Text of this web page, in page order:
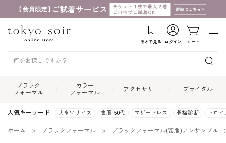
あとで見る ログイン カート
ブラック
フォーマル
カラー
フォーマル
アクセサリー ブライダル
人気キーワード 大きいサイズ 喪服 50代 マザードレス 骨格診断 トロ
ホーム ブラックフォーマル ブラックフォーマル(喪服)アンサンブル